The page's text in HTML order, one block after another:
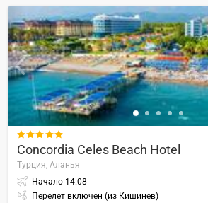

Concordia Celes Beach Hotel
Турция, Аланья
Начало 14.08
Перелет включен (из Кишинев)